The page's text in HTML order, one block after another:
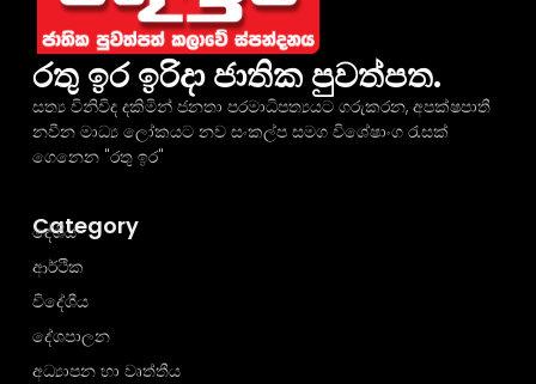
රතු ඉර ඉරිදා ජාතික පුවත්පත.
සත්‍ය විනිවිද දකිමින් ජනතා පරමාධිපත්‍යයට ගරුකරන, අපක්ෂපාතී
නවීන මාධ්‍ය ලෝකයට නව සංකල්ප සමග විශේෂාංග රැසක්
ගෙනෙන "රතු ඉර"
Category
දේශීය
ආර්ථික
විදේශීය
දේශපාලන
අධ්‍යාපන හා වෘත්තීය